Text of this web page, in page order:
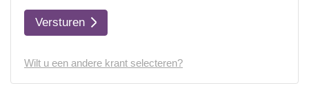
Versturen
Wilt u een andere krant selecteren?